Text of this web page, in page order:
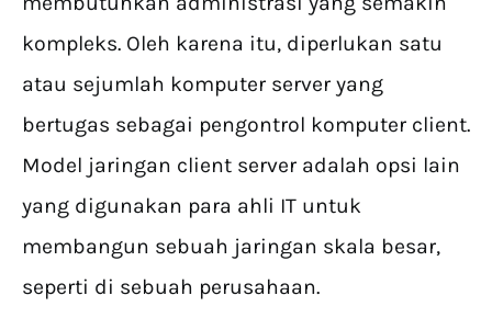
kompleks. Oleh karena itu, diperlukan satu
atau sejumlah komputer server yang
bertugas sebagai pengontrol komputer client.
Model jaringan client server adalah opsi lain
yang digunakan para ahli IT untuk
membangun sebuah jaringan skala besar,
seperti di sebuah perusahaan.